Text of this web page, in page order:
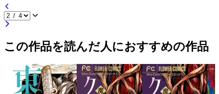
この作品を読んだ人におすすめの作品